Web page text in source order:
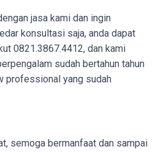
jasa kami dan ingin
konsultasi saja, anda dapat
0821.3867.4412, dan kami
sudah bertahun tahun
professional yang sudah
semoga bermanfaat dan sampai